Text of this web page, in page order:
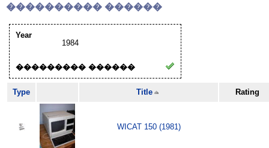
���������� ������
Year
1984
��������� ������
Type Title Rating
WICAT 150 (1981)